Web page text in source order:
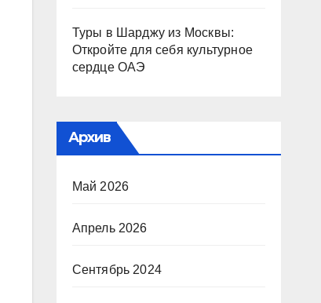
Туры в Шарджу из Москвы:
Откройте для себя культурное
сердце ОАЭ
Архив
Май 2026
Апрель 2026
Сентябрь 2024